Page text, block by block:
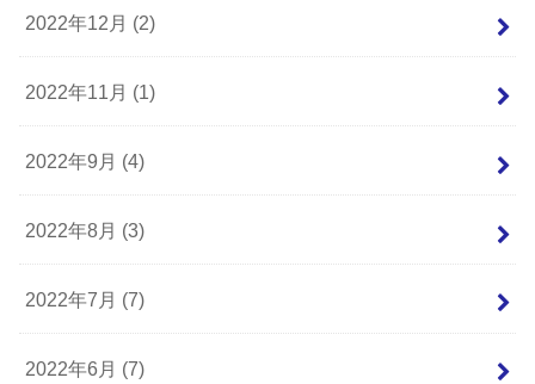
2022年12月 (2)
2022年11月 (1)
2022年9月 (4)
2022年8月 (3)
2022年7月 (7)
2022年6月 (7)